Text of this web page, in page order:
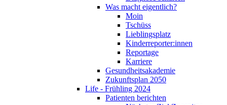
Was macht eigentlich?
Moin
Tschüss
Lieblingsplatz
Kinderreporter:innen
Reportage
Karriere
Gesundheitsakademie
Zukunftsplan 2050
Life - Frühling 2024
Patienten berichten